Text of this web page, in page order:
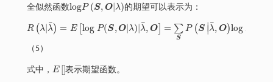
全似然函数logP (S, O|λ)
logPS, O|λ 的期望可以表示为：
R (λ|λ
¯) = E log P(S,O|λ)|λ
¯, O] = ∑
S
P ( S ∣∣λ
¯, O)log P
Rλ |λ¯ =Εl og P(S O|λ) |λ¯,O =∑S PSλ ¯,O log PO Sλ
（5）
式中， E []
E 表示期望函数。